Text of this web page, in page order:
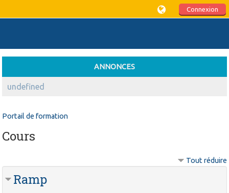
Connexion
ANNONCES
undefined
Portail de formation
Cours
Tout réduire
Ramp